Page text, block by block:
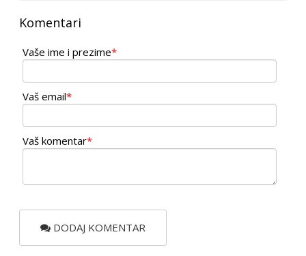
Komentari
Vaše ime i prezime*
Vaš email*
Vaš komentar*
DODAJ KOMENTAR